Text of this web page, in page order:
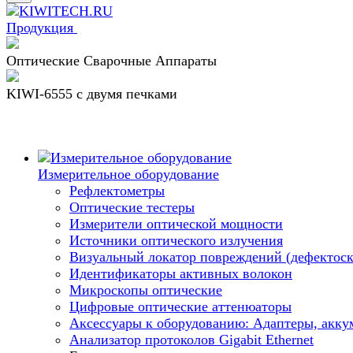
Продукция
Оптические Сварочные Аппараты
KIWI-6555 c двумя печками
Измерительное оборудование
Рефлектометры
Оптические тестеры
Измерители оптической мощности
Источники оптического излучения
Визуальный локатор повреждений
Идентификаторы активных волокон
Микроскопы оптические
Цифровые оптические аттенюаторы
Аксессуары к оборудованию: Адаптеры,
Анализатор протоколов Gigabit Ethernet